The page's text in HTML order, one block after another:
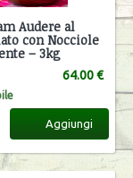
Audere al
con Nocciole
– 3kg
64.00 €
Aggiungi